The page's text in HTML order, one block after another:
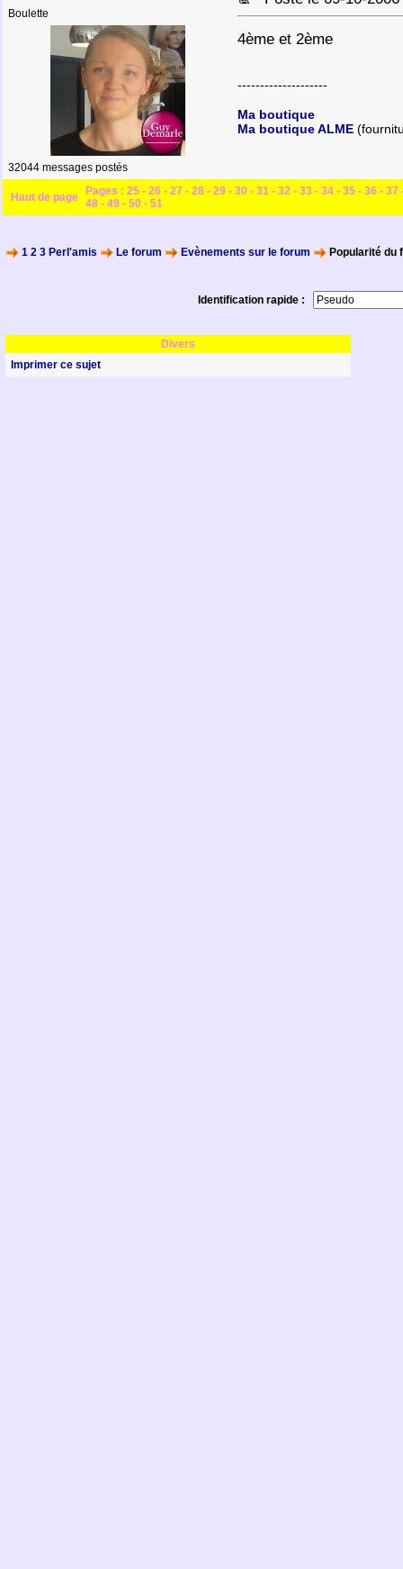
Boulette
32044 messages postés
4ème et 2ème
--------------------
Ma boutique
Ma boutique ALME
Haut de page Pages : 25 - 26 - 27 - 28 - 29 - 30 - 31 - 32 - 33 - 34 - 35 - 36 - 37
48 - 49 - 50 - 51
1 2 3 Perl'amis Le forum Evènements sur le forum Popularité du
Identification rapide :
Divers
Imprimer ce sujet